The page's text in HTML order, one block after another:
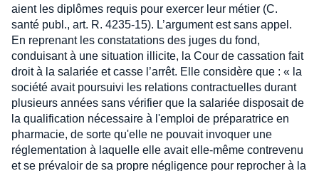
aient les diplômes requis pour exercer leur métier (C.
santé publ., art. R. 4235-15). L’argument est sans appel.
En reprenant les constatations des juges du fond,
conduisant à une situation illicite, la Cour de cassation fait
droit à la salariée et casse l’arrêt. Elle considère que : « la
société avait poursuivi les relations contractuelles durant
plusieurs années sans vérifier que la salariée disposait de
la qualification nécessaire à l'emploi de préparatrice en
pharmacie, de sorte qu'elle ne pouvait invoquer une
réglementation à laquelle elle avait elle-même contrevenu
et se prévaloir de sa propre négligence pour reprocher à la